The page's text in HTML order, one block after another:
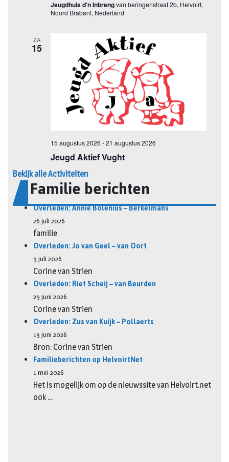
Bekijk alle Activiteiten
Familie berichten
Overleden: Annie Bolenius – Berkelmans
26 juli 2026
familie
Overleden: Jo van Geel – van Oort
9 juli 2026
Corine van Strien
Overleden: Riet Scheij – van Beurden
29 juni 2026
Corine van Strien
Overleden: Zus van Kuijk – Pollaerts
19 juni 2026
Bron: Corine van Strien
Familieberichten op HelvoirtNet
1 mei 2026
Het is mogelijk om op de nieuwssite van Helvoirt.net
ook …